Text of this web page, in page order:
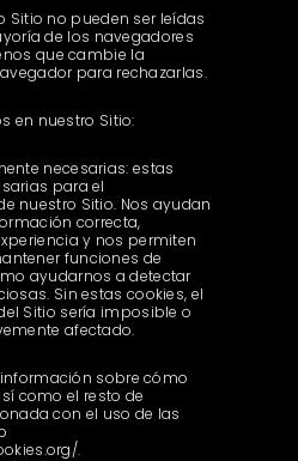
Sitio no pueden ser leídas
de los navegadores
que cambie la
para rechazarlas.
en nuestro Sitio:
necesarias: estas
para el
nuestro Sitio. Nos ayudan
correcta,
y nos permiten
funciones de
ayudarnos a detectar
Sin estas cookies, el
Sitio sería imposible o
afectado.
sobre cómo
como el resto de
con el uso de las
.